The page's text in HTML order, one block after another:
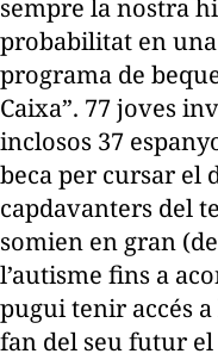
sempre la nostra
probabilitat en
programa de
Caixa”. 77 joves
inclosos 37
beca per cursar el
capdavanters del
somien en gran
l’autisme fins a
pugui tenir accés
fan del seu futur